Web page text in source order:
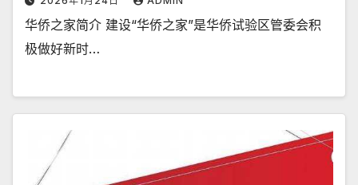
华侨之家简介 建设“华侨之家”是华侨试验区管委会积
极做好新时…